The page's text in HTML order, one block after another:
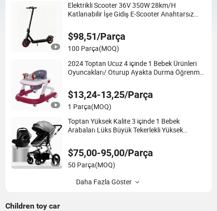
Elektrikli Scooter 36V 350W 28km/H
Katlanabilir İşe Gidiş E-Scooter Anahtarsız
25-30km, Yetişkin Elektrikli Scooter Toptan
Satış
$98,51/Parça
100 Parça(MOQ)
2024 Toptan Ucuz 4 içinde 1 Bebek Ürünleri
Oyuncakları/ Oturup Ayakta Durma Öğrenme
Bebek Yürüyücüsü Kilitli Tekerlekler ve Koltuk
ile
$13,24-13,25/Parça
1 Parça(MOQ)
Toptan Yüksek Kalite 3 içinde 1 Bebek
Arabaları Lüks Büyük Tekerlekli Yüksek
$75,00-95,00/Parça
50 Parça(MOQ)
Daha Fazla Göster
Children toy car